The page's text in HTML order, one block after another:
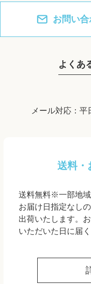
お問い
よくあ
メール対応：
送料・
送料無料※一部地域
お届け日指定なし
出荷いたします。
いただいた日に届